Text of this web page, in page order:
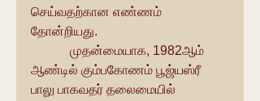
செய்வதற்கான எண்ணம்
தோன்றியது.
ஆண்டில் கும்பகோணம் பூஜ்யஸ்ரீ
பாலு பாகவதர் தலைமையில்